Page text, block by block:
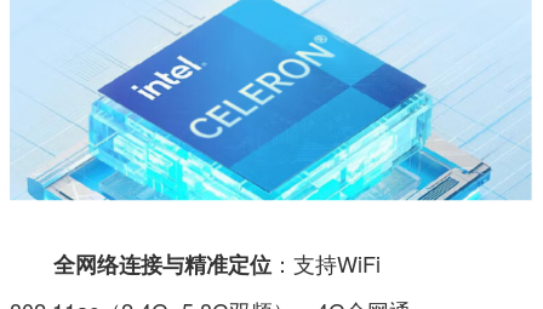
全网络连接与精准定位 ：支持WiFi